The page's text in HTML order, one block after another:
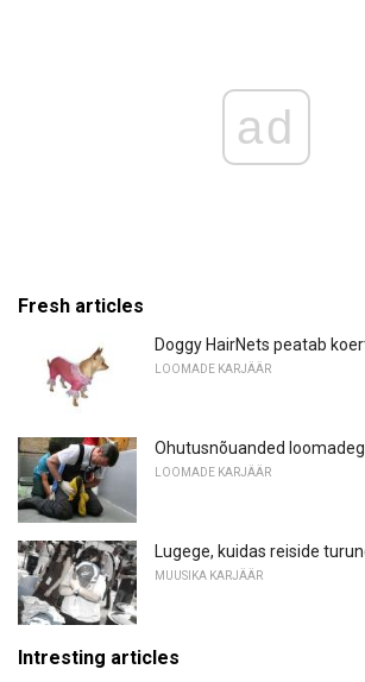
ad
Fresh articles
Doggy HairNets peatab
LOOMADE KARJÄÄR
Ohutusnõuanded
LOOMADE KARJÄÄR
Lugege, kuidas reiside
MUUSIKA KARJÄÄR
Intresting articles